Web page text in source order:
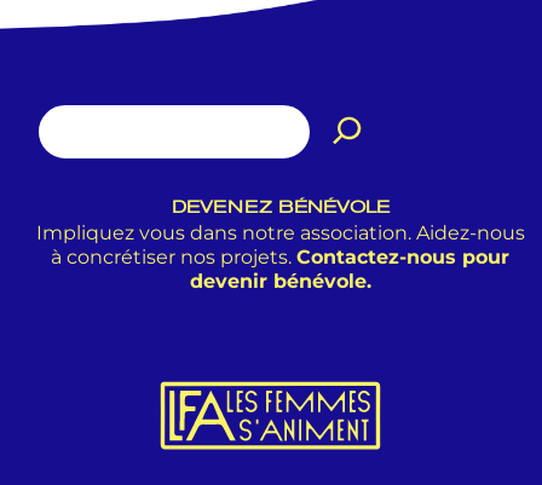
DEVENEZ BÉNÉVOLE
Impliquez vous dans notre association. Aidez-nous
à concrétiser nos projets. Contactez-nous pour
devenir bénévole.